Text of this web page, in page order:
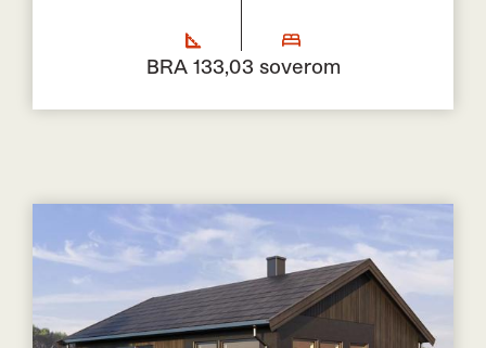
BRA 133,03 soverom